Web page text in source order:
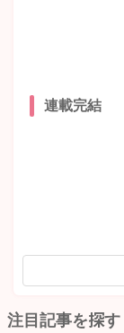
連載完結
注目記事を探す